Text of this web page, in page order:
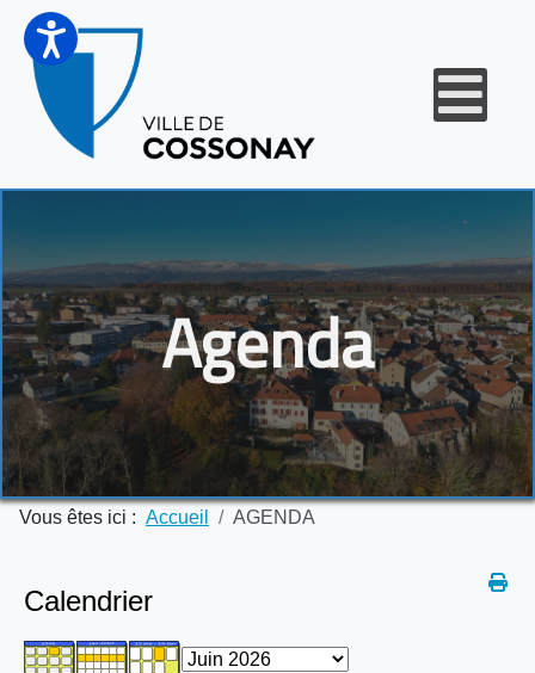
Agenda
Vous êtes ici : Accueil AGENDA
Calendrier